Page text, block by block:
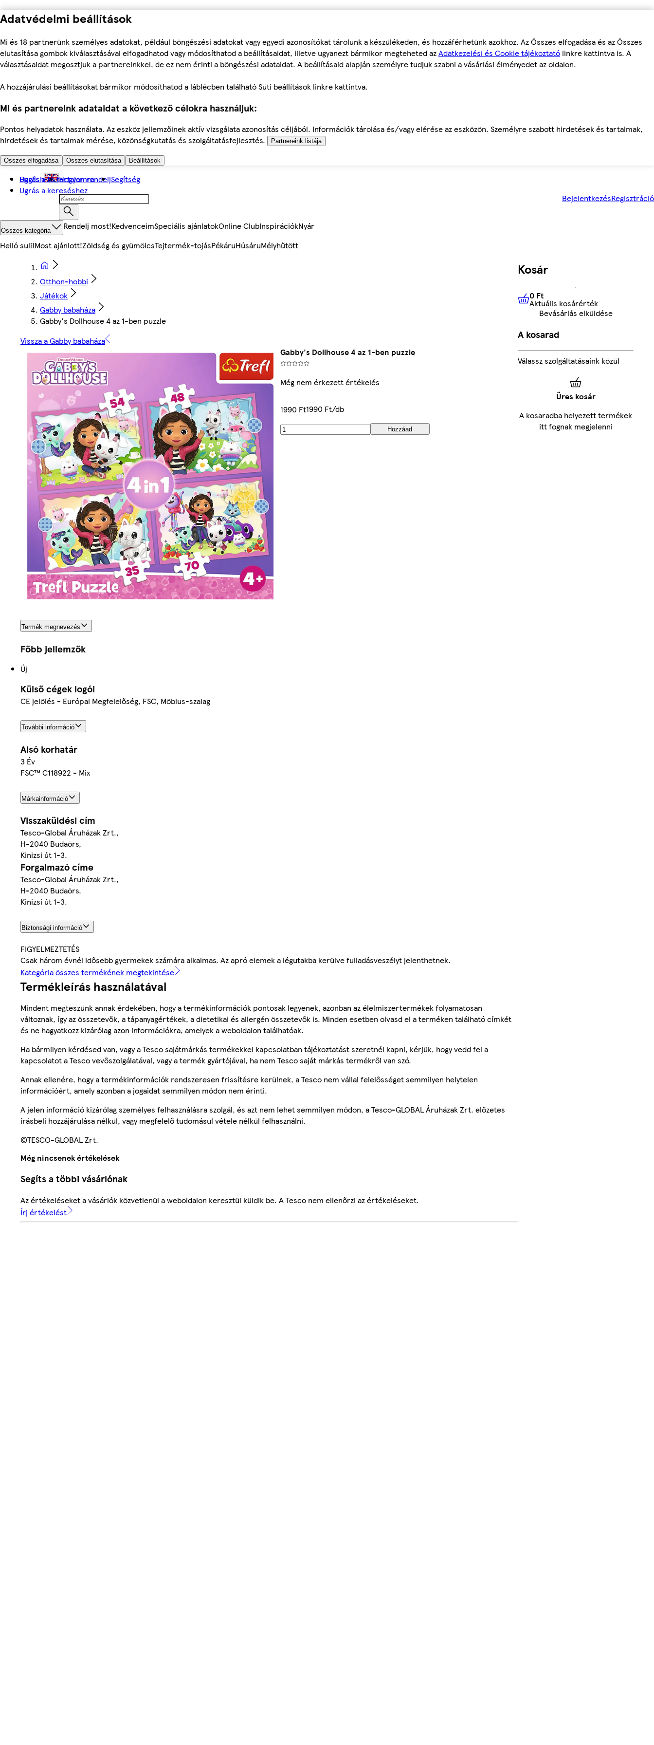
Adatvédelmi beállítások
Mi és 18 partnerünk személyes adatokat, például böngészési adatokat vagy egyedi azonosítókat tárolunk a készülékeden, és hozzáférhetünk azokhoz. Az Összes elfogadása és az Összes
elutasítása gombok kiválasztásával elfogadhatod vagy módosíthatod a beállításaidat, illetve ugyanezt bármikor megteheted azAdatkezelési és Cookie tájékoztató linkre kattintva is. A
választásaidat megosztjuk a partnereinkkel, de ez nem érinti a böngészési adataidat. A beállításaid alapján személyre tudjuk szabni a vásárlási élményedet az oldalon.
A hozzájárulási beállításokat bármikor módosíthatod a láblécben található Süti beállítások linkre kattintva.
Mi és partnereink adataidat a következő célokra használjuk:
Pontos helyadatok használata. Az eszköz jellemzőinek aktív vizsgálata azonosítás céljából. Információk tárolása és/vagy elérése az eszközön. Személyre szabott hirdetések és tartalmak,
hirdetések és tartalmak mérése, közönségkutatás és szolgáltatásfejlesztés.
Partnereink listája
Összes elfogadása Összes elutasítása Beállítások
Ugrás a fő tartalomra
Ugrás a kereséshez
English Hogyan rendeljSegítség
BejelentkezésRegisztráció
Összes kategória Rendelj most!KedvenceimSpeciális ajánlatokOnline ClubInspirációkNyár
Helló suli!Most ajánlott!Zöldség és gyümölcsTejtermék-tojásPékáruHúsáruMélyhűtött
Otthon-hobbi
Játékok
Gabby babaháza
Gabby's Dollhouse 4 az 1-ben puzzle
Vissza a Gabby babaháza
Gabby's Dollhouse 4 az 1-ben puzzle
Még nem érkezett értékelés
1990 Ft1990 Ft/db
Hozzáad
Termék megnevezés
Főbb jellemzők
Új
Külső cégek logói
CE jelölés - Európai Megfelelőség, FSC, Möbius-szalag
További információ
Alsó korhatár
3 Év
FSC™ C118922 - Mix
Márkainformáció
Visszaküldési cím
Tesco-Global Áruházak Zrt.,
H-2040 Budaörs,
Kinizsi út 1-3.
Forgalmazó címe
Tesco-Global Áruházak Zrt.,
H-2040 Budaörs,
Kinizsi út 1-3.
Biztonsági információ
FIGYELMEZTETÉS
Csak három évnél idősebb gyermekek számára alkalmas. Az apró elemek a légutakba kerülve fulladásveszélyt jelenthetnek.
Kategória összes termékének megtekintése
Termékleírás használatával
Mindent megteszünk annak érdekében, hogy a termékinformációk pontosak legyenek, azonban az élelmiszertermékek folyamatosan
változnak, így az összetevők, a tápanyagértékek, a dietetikai és allergén összetevők is. Minden esetben olvasd el a terméken található címkét
és ne hagyatkozz kizárólag azon információkra, amelyek a weboldalon találhatóak.
Ha bármilyen kérdésed van, vagy a Tesco sajátmárkás termékekkel kapcsolatban tájékoztatást szeretnél kapni, kérjük, hogy vedd fel a
kapcsolatot a Tesco vevőszolgálatával, vagy a termék gyártójával, ha nem Tesco saját márkás termékről van szó.
Annak ellenére, hogy a termékinformációk rendszeresen frissítésre kerülnek, a Tesco nem vállal felelősséget semmilyen helytelen
információért, amely azonban a jogaidat semmilyen módon nem érinti.
A jelen információ kizárólag személyes felhasználásra szolgál, és azt nem lehet semmilyen módon, a Tesco-GLOBAL Áruházak Zrt. előzetes
írásbeli hozzájárulása nélkül, vagy megfelelő tudomásul vétele nélkül felhasználni.
©TESCO-GLOBAL Zrt.
Még nincsenek értékelések
Segíts a többi vásárlónak
Az értékeléseket a vásárlók közvetlenül a weboldalon keresztül küldik be. A Tesco nem ellenőrzi az értékeléseket.
Írj értékelést
Kosár
0 FtAktuális kosárérték
0 Ft
Aktuális kosárérték
Bevásárlás elküldése
A kosarad
Válassz szolgáltatásaink közül
Üres kosár
A kosaradba helyezett termékek
itt fognak megjelenni